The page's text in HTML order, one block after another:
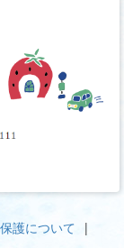
護について